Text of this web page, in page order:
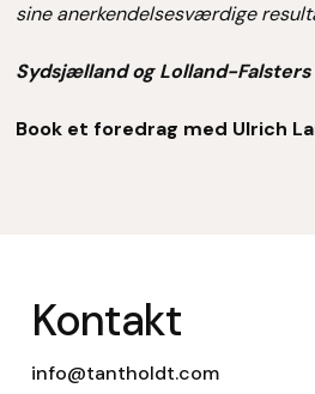
sine anerkendelsesværdige
Sydsjælland og Lolland-
Book et foredrag med Ulrich
Kontakt
info@tantholdt.com